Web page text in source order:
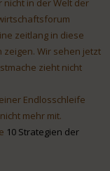
nicht in der Welt der
zeitlang in diese
zeigen. Wir sehen jetzt
zieht nicht
Endlosschleife
mehr mit.
10 Strategien der